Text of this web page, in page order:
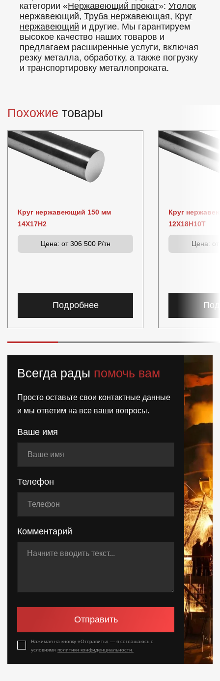
категории «Нержавеющий прокат»: Уголок
нержавеющий, Труба нержавеющая, Круг
нержавеющий и другие. Мы гарантируем
высокое качество наших товаров и
предлагаем расширенные услуги, включая
резку металла, обработку, а также погрузку
и транспортировку металлопроката.
Похожие товары
Круг нержавеющий 150 мм
14Х17Н2
Цена: от 306 500 ₽/тн
Подробнее
Круг
12Х18Н10Т
Цена:
Всегда рады помочь вам
Просто оставьте свои контактные данные
и мы ответим на все ваши вопросы.
Ваше имя
Телефон
Комментарий
Отправить
Нажимая на кнопку «Отправить» — я соглашаюсь с
условиями политики конфиденциальности.